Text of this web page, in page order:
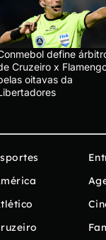
define
Cruzeiro x
oitavas da